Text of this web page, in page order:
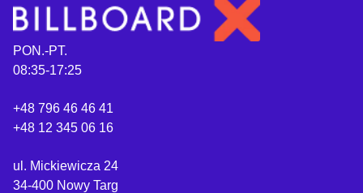
PON.-PT.
08:35-17:25
+48 796 46 46 41
+48 12 345 06 16
ul. Mickiewicza 24
34-400 Nowy Targ